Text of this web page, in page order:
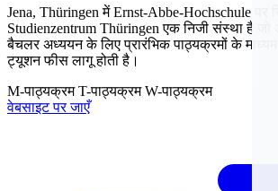
Jena, Thüringen में Ernst-Abbe-Hochschule पर
Studienzentrum Thüringen एक निजी संस्था है जो
बैचलर अध्ययन के लिए प्रारंभिक पाठ्यक्रमों के माध्यम
ट्यूशन फीस लागू होती है।
M-पाठ्यक्रमT-पाठ्यक्रमW-पाठ्यक्रम
वेबसाइट पर जाएँ